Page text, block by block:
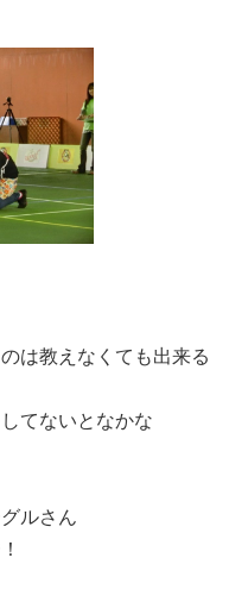
は教えなくても出来る
てないとなかな
ルさん